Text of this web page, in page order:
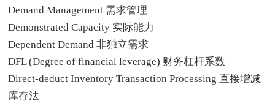
Demand Management 需求管理
Demonstrated Capacity 实际能力
Dependent Demand 非独立需求
DFL (Degree of financial leverage) 财务杠杆系数
Direct-deduct Inventory Transaction Processing 直接增减
库存法